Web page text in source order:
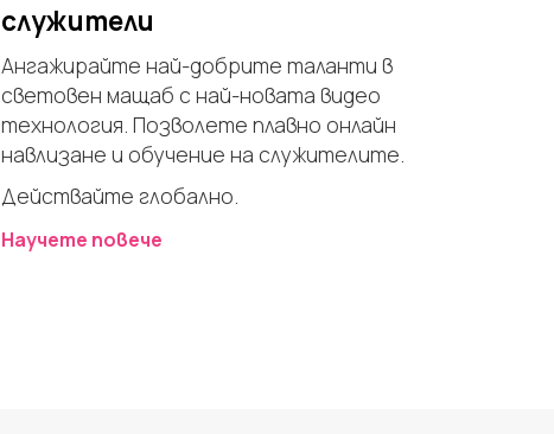
служители
Ангажирайте най-добрите таланти в
световен мащаб с най-новата видео
технология. Позволете плавно онлайн
навлизане и обучение на служителите.
Действайте глобално.
Научете повече